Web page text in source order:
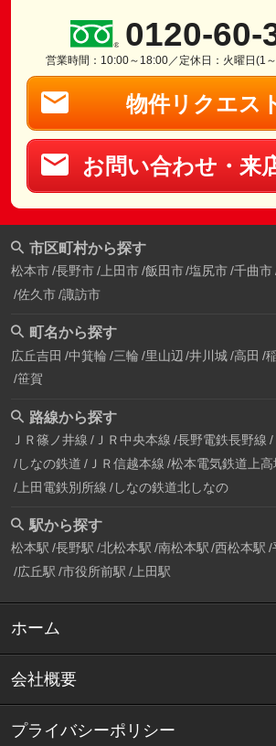
0120-60-
営業時間：10:00～18:00／定休日：火曜日(1
物件リクエス
お問い合わせ・来
市区町村から探す
松本市 長野市 上田市 飯田市 塩尻市 千曲市
佐久市 諏訪市
町名から探す
広丘吉田 中箕輪 三輪 里山辺 井川城 高田
笹賀
路線から探す
ＪＲ篠ノ井線 ＪＲ中央本線 長野電鉄長野線
しなの鉄道 ＪＲ信越本線 松本電気鉄道上高
上田電鉄別所線 しなの鉄道北しなの
駅から探す
松本駅 長野駅 北松本駅 南松本駅 西松本駅
広丘駅 市役所前駅 上田駅
ホーム
会社概要
プライバシーポリシー